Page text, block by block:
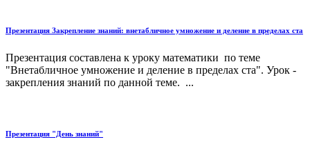
Презентация Закрепление знаний: внетабличное умножение и деление в пределах ста
Презентация составлена к уроку математики по теме
"Внетабличное умножение и деление в пределах ста". Урок -
закрепления знаний по данной теме. ...
Презентация "День знаний"